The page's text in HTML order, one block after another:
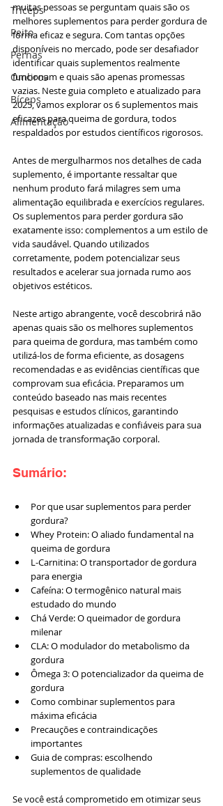
Tríceps
Peito
Pernas
Ombros
Bíceps
Alimentação
muitas pessoas se perguntam quais são os
melhores suplementos para perder gordura de
forma eficaz e segura. Com tantas opções
disponíveis no mercado, pode ser desafiador
identificar quais suplementos realmente
funcionam e quais são apenas promessas
vazias. Neste guia completo e atualizado para
2025, vamos explorar os 6 suplementos mais
eficazes para queima de gordura, todos
respaldados por estudos científicos rigorosos.
Antes de mergulharmos nos detalhes de cada
suplemento, é importante ressaltar que
nenhum produto fará milagres sem uma
alimentação equilibrada e exercícios regulares.
Os suplementos para perder gordura são
exatamente isso: complementos a um estilo de
vida saudável. Quando utilizados
corretamente, podem potencializar seus
resultados e acelerar sua jornada rumo aos
objetivos estéticos.
Neste artigo abrangente, você descobrirá não
apenas quais são os melhores suplementos
para queima de gordura, mas também como
utilizá-los de forma eficiente, as dosagens
recomendadas e as evidências científicas que
comprovam sua eficácia. Preparamos um
conteúdo baseado nas mais recentes
pesquisas e estudos clínicos, garantindo
informações atualizadas e confiáveis para sua
jornada de transformação corporal.
Sumário:
Por que usar suplementos para perder
gordura?
Whey Protein: O aliado fundamental na
queima de gordura
L-Carnitina: O transportador de gordura
para energia
Cafeína: O termogênico natural mais
estudado do mundo
Chá Verde: O queimador de gordura
milenar
CLA: O modulador do metabolismo da
gordura
Ômega 3: O potencializador da queima de
gordura
Como combinar suplementos para
máxima eficácia
Precauções e contraindicações
importantes
Guia de compras: escolhendo
suplementos de qualidade
Se você está comprometido em otimizar seus